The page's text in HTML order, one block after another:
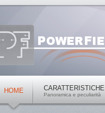
HOME CARATTERISTICHE
Panoramica e peculiarità